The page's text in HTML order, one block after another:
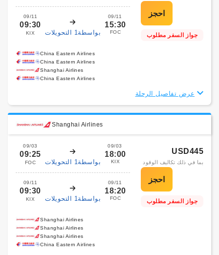
09/11
09:30
KIX بواسطة1 التحويلات
09/11
15:30
FOC جواز السفر مطلوب
China Eastern Airlines
China Eastern Airlines
Shanghai Airlines
China Eastern Airlines
عرض تفاصيل الرحلة
Shanghai Airlines
09/03
09:25
FOC بواسطة1 التحويلات
09/03
18:00
KIX
09/11
09:30
KIX بواسطة1 التحويلات
09/11
18:20
FOC
USD445
بما في ذلك تكاليف الوقود
جواز السفر مطلوب
Shanghai Airlines
Shanghai Airlines
Shanghai Airlines
China Eastern Airlines